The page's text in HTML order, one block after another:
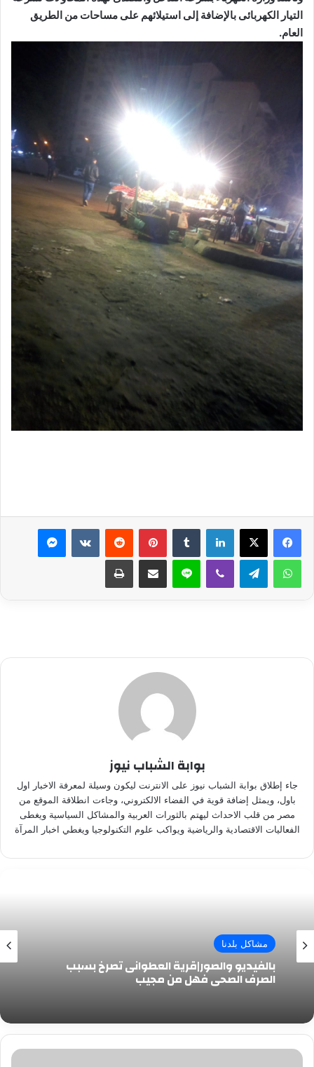
التيار الكهربائى بالإضافة إلى استيلائهم على مساحات من الطريق
العام.
لينكدإن بينتيريست ماسنجر
واتساب تيلقرام ڤايبر لاين مشاركة عبر البريد طباعة
بوابة الشباب نيوز
جاء إطلاق بوابة الشباب نيوز على الانترنت ليكون وسيلة لمعرفة الاخبار اول
باول، ويمثل إضافة قوية في الفضاء الالكتروني، وجاءت انطلاقة الموقع من
مصر من قلب الاحداث ليهتم بالثورات العربية والمشاكل السياسية ويغطى
الفعاليات الاقتصادية والرياضية ويواكب علوم التكنولوجيا ويغطي اخبار المرآة
مشاكل بلدنا
بالفيديو والصور|قرية العطوانى تصرخ بسبب
الصرف الصحى فهل من مجيب
علشان